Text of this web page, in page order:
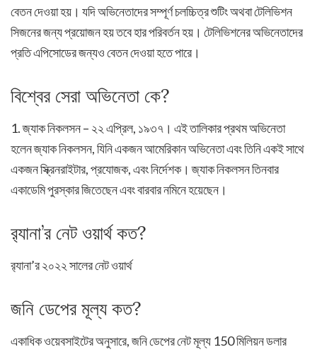
বেতন দেওয়া হয়। যদি অভিনেতাদের সম্পূর্ণ চলচ্চিত্র শুটিং অথবা টেলিভিশন
সিজনের জন্য প্রয়োজন হয় তবে হার পরিবর্তন হয়। টেলিভিশনের অভিনেতাদের
প্রতি এপিসোডের জন্যও বেতন দেওয়া হতে পারে।
বিশ্বের সেরা অভিনেতা কে?
1. জ্যাক নিকলসন – ২২ এপ্রিল, ১৯৩৭। এই তালিকার প্রথম অভিনেতা
হলেন জ্যাক নিকলসন, যিনি একজন আমেরিকান অভিনেতা এবং তিনি একই সাথে
একজন স্ক্রিনরাইটার, প্রযোজক, এবং নির্দেশক। জ্যাক নিকলসন তিনবার
একাডেমি পুরস্কার জিতেছেন এবং বারবার নমিনে হয়েছেন।
র‍্যানা’র নেট ওয়ার্থ কত?
র‍্যানা’র ২০২২ সালের নেট ওয়ার্থ
জনি ডেপের মূল্য কত?
একাধিক ওয়েবসাইটের অনুসারে, জনি ডেপের নেট মূল্য 150 মিলিয়ন ডলার